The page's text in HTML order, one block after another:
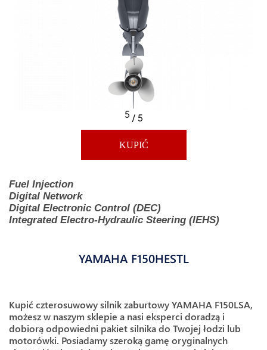
5 / 5
KUPIĆ
Fuel Injection
Digital Network
Digital Electronic Control (DEC)
Integrated Electro-Hydraulic Steering (IEHS)
YAMAHA F150HESTL
Kupić czterosuwowy silnik zaburtowy YAMAHA F150LSA,
możesz w naszym sklepie a nasi eksperci doradzą i
dobiorą odpowiedni pakiet silnika do Twojej łodzi lub
motorówki. Posiadamy szeroką gamę oryginalnych